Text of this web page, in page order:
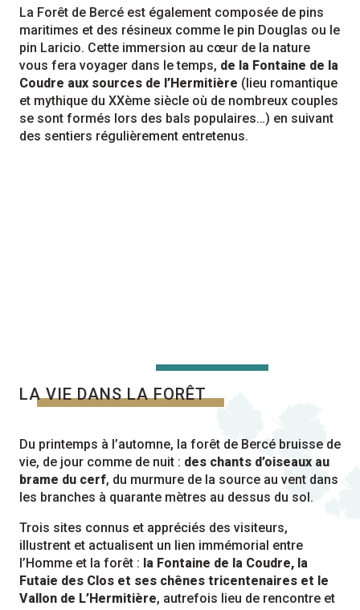
La Forêt de Bercé est également composée de pins
maritimes et des résineux comme le pin Douglas ou le
pin Laricio. Cette immersion au cœur de la nature
vous fera voyager dans le temps, de la Fontaine de la
Coudre aux sources de l’Hermitière (lieu romantique
et mythique du XXème siècle où de nombreux couples
se sont formés lors des bals populaires…) en suivant
des sentiers régulièrement entretenus.
LA VIE DANS LA FORÊT
Du printemps à l’automne, la forêt de Bercé bruisse de
vie, de jour comme de nuit : des chants d’oiseaux au
brame du cerf, du murmure de la source au vent dans
les branches à quarante mètres au dessus du sol.
Trois sites connus et appréciés des visiteurs,
illustrent et actualisent un lien immémorial entre
l’Homme et la forêt : la Fontaine de la Coudre, la
Futaie des Clos et ses chênes tricentenaires et le
Vallon de L’Hermitière, autrefois lieu de rencontre et